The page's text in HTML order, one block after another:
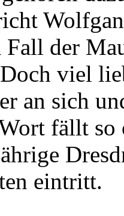
Fall der
viel
an sich
fällt so
eintritt.